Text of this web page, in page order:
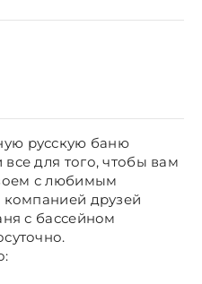
русскую баню
для того, чтобы вам
с любимым
компанией друзей
с бассейном